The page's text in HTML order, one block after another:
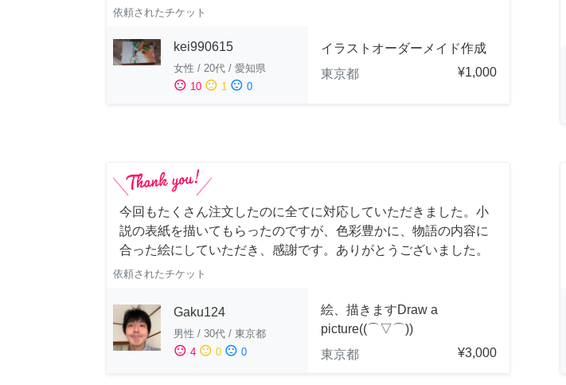
依頼されたチケット
kei990615
女性 / 20代 / 愛知県
sentiment_satisfied 10 sentiment_neutral 1 sentiment_dissatisfied 0
イラストオーダーメイド作成
東京都
¥1,000
今回もたくさん注文したのに全てに対応していただきました。小
説の表紙を描いてもらったのですが、色彩豊かに、物語の内容に
合った絵にしていただき、感謝です。ありがとうございました。
依頼されたチケット
Gaku124
男性 / 30代 / 東京都
sentiment_satisfied 4 sentiment_neutral 0 sentiment_dissatisfied 0
絵、描きますDraw a
picture((⌒▽⌒))
東京都
¥3,000